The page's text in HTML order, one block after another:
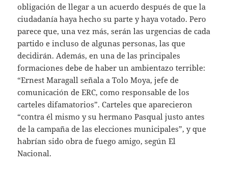
obligación de llegar a un acuerdo después de que la
ciudadanía haya hecho su parte y haya votado. Pero
parece que, una vez más, serán las urgencias de cada
partido e incluso de algunas personas, las que
decidirán. Además, en una de las principales
formaciones debe de haber un ambientazo terrible:
“Ernest Maragall señala a Tolo Moya, jefe de
comunicación de ERC, como responsable de los
carteles difamatorios”. Carteles que aparecieron
“contra él mismo y su hermano Pasqual justo antes
de la campaña de las elecciones municipales”, y que
habrían sido obra de fuego amigo, según El
Nacional.